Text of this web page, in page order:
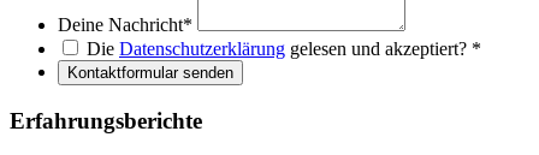
Deine Nachricht*
Die Datenschutzerklärung gelesen und akzeptiert? *
Kontaktformular senden
Erfahrungsberichte